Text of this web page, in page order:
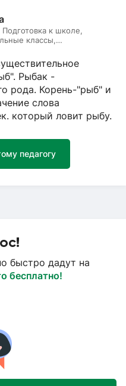
к школе,
классы,
Рыбак -
рода. Корень-"рыб" и
слова
который ловит рыбу.
педагогу
быстро дадут на
бесплатно!